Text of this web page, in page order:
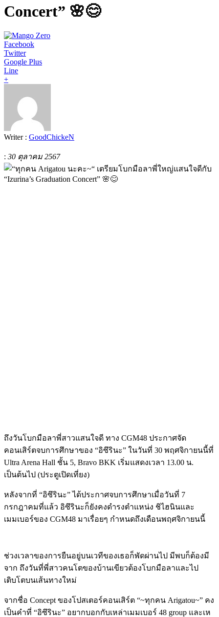
Concert” 🌸😊
Facebook
Twitter
Google Plus
Line
+
Writer : GoodChickeN
: 30 ตุลาคม 2567
ถึงวันโบกมือลาพี่สาวแสนใจดี ทาง CGM48 ประกาศจัด
คอนเสิร์ตจบการศึกษาของ “อิซึรินะ” ในวันที่ 30 พฤศจิกายนนี้ที่
Ultra Arena Hall ชั้น 5, Bravo BKK เริ่มแสดงเวลา 13.00 น.
เป็นต้นไป (ประตูเปิดเที่ยง)
หลังจากที่ “อิซึรินะ” ได้ประกาศจบการศึกษาเมื่อวันที่ 7
กรกฎาคมที่แล้ว อิซึรินะก็ยังคงดำรงตำแหน่ง ชิไฮนินและ
เมมเบอร์ของ CGM48 มาเรื่อยๆ กำหนดถึงเดือนพฤศจิกายนนี้
ช่วงเวลาของการยืนอยู่บนเวทีของเธอก็พัดผ่านไป มีพบก็ต้องมี
จาก ถึงวันที่พี่สาวคนโตของบ้านเขียวต้องโบกมือลาและไป
เติบโตบนเส้นทางใหม่
จากชื่อ Concept ของโปสเตอร์คอนเสิร์ต “~ทุกคน Arigatou~” คง
เป็นคำที่ “อิซึรินะ” อยากบอกกับเหล่าเมมเบอร์ 48 group และเห